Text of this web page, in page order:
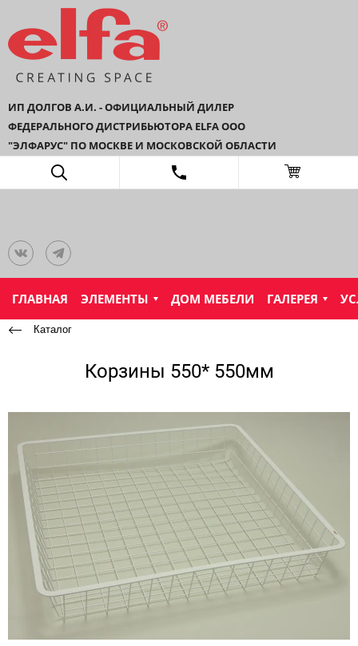
ИП ДОЛГОВ А.И. - ОФИЦИАЛЬНЫЙ ДИЛЕР
ФЕДЕРАЛЬНОГО ДИСТРИБЬЮТОРА ELFA ООО
"ЭЛФАРУС" ПО МОСКВЕ И МОСКОВСКОЙ ОБЛАСТИ
ГЛАВНАЯ ЭЛЕМЕНТЫ ДОМ МЕБЕЛИ ГАЛЕРЕЯ
Каталог
Корзины 550* 550мм